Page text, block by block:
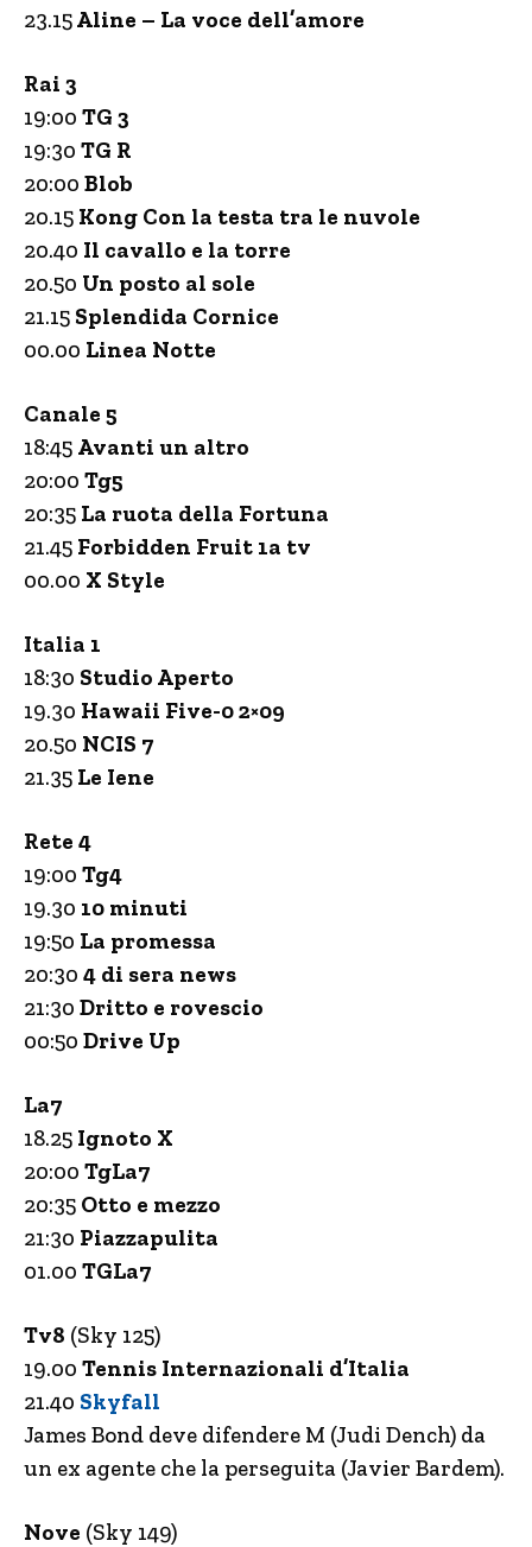
23.15Aline – La voce dell’amore
Rai 3
19:00 TG 3
19:30 TG R
20:00 Blob
20.15 Kong Con la testa tra le nuvole
20.40 Il cavallo e la torre
20.50 Un posto al sole
21.15 Splendida Cornice
00.00 Linea Notte
Canale 5
18:45 Avanti un altro
20:00 Tg5
20:35 La ruota della Fortuna
21.45 Forbidden Fruit 1a tv
00.00 X Style
Italia 1
18:30 Studio Aperto
19.30 Hawaii Five-0 2×09
20.50 NCIS 7
21.35 Le Iene
Rete 4
19:00 Tg4
19.30 10 minuti
19:50 La promessa
20:30 4 di sera news
21:30 Dritto e rovescio
00:50 Drive Up
La7
18.25 Ignoto X
20:00 TgLa7
20:35 Otto e mezzo
21:30 Piazzapulita
01.00 TGLa7
Tv8 (Sky 125)
19.00 Tennis Internazionali d’Italia
21.40 Skyfall
James Bond deve difendere M (Judi Dench) da
un ex agente che la perseguita (Javier Bardem).
Nove (Sky 149)